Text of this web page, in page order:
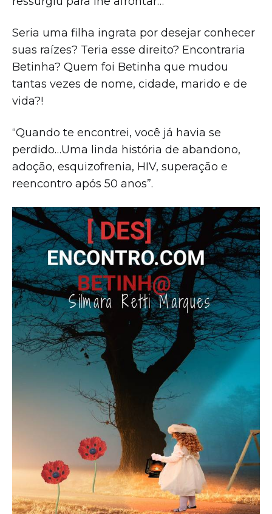
Seria uma filha ingrata por desejar conhecer
suas raízes? Teria esse direito? Encontraria
Betinha? Quem foi Betinha que mudou
tantas vezes de nome, cidade, marido e de
vida?!
“Quando te encontrei, você já havia se
perdido…Uma linda história de abandono,
adoção, esquizofrenia, HIV, superação e
reencontro após 50 anos”.